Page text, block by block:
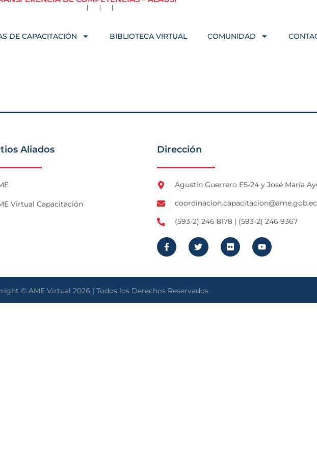
DE CAPACITACIÓN BIBLIOTECA VIRTUAL COMUNIDAD
Aliados
Virtual Capacitación
Dirección
Agustín Guerrero E5-24 y José María
coordinacion.capacitacion@ame.gob.ec
(593-2) 246 8178 | (593-2) 246 9367
© AME Virtual 2026 | Todos los Derechos Reservados